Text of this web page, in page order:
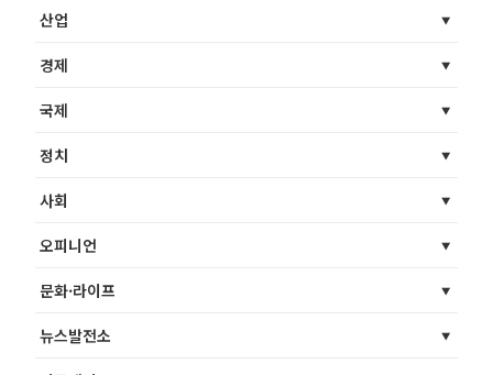
산업
경제
국제
정치
사회
오피니언
문화·라이프
뉴스발전소